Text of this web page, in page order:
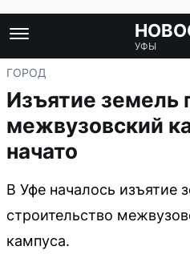
УФЫ
ГОРОД
Изъятие земель
межвузовский
начато
В Уфе началось изъятие
строительство
кампуса.